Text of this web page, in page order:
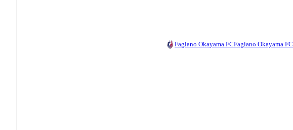
Fagiano Okayama FCFagiano Okayama FC